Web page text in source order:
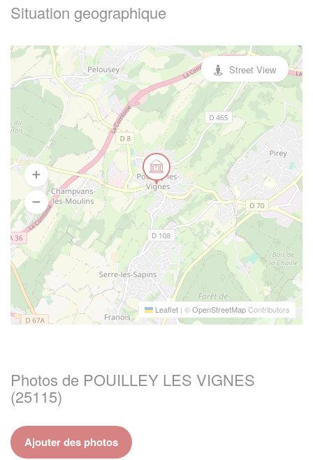
Situation geographique
Leaflet | ©OpenStreetMapContributors
Street View
Photos de POUILLEY LES VIGNES
(25115)
Ajouter des photos